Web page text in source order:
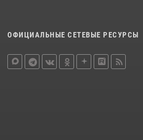
ОФИЦИАЛЬНЫЕ СЕТЕВЫЕ РЕСУРСЫ